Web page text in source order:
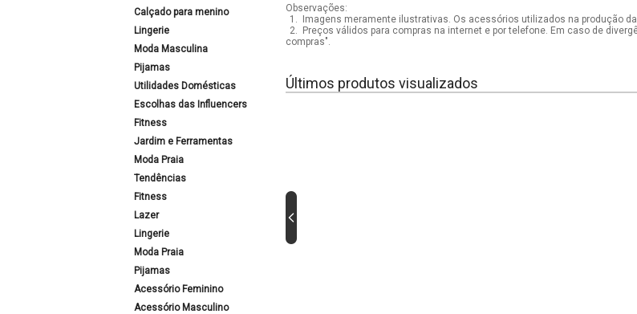
Calçado para menino
Lingerie
Moda Masculina
Pijamas
Utilidades Domésticas
Escolhas das Influencers
Fitness
Jardim e Ferramentas
Moda Praia
Tendências
Fitness
Lazer
Lingerie
Moda Praia
Pijamas
Acessório Feminino
Acessório Masculino
Observações:
1.
Imagens meramente ilustrativas. Os acessórios utilizados na produção
2.
Preços válidos para compras na internet e por telefone. Em caso de
compras".
Últimos produtos visualizados